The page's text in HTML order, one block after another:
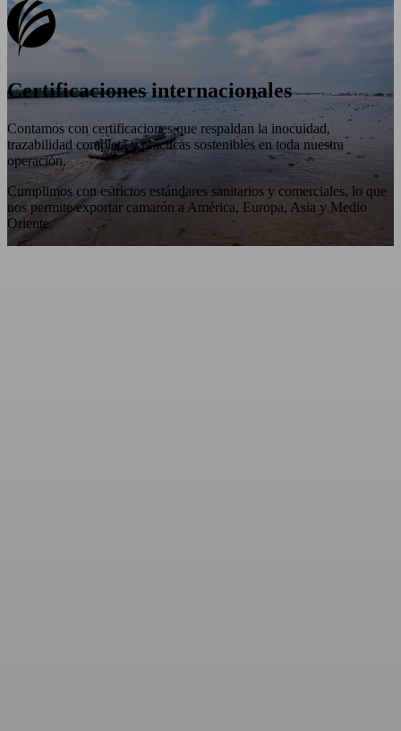
Certificaciones internacionales
Contamos con certificaciones que respaldan la inocuidad,
trazabilidad completa y prácticas sostenibles en toda nuestra
operación.
Cumplimos con estrictos estándares sanitarios y comerciales, lo que
nos permite exportar camarón a América, Europa, Asia y Medio
Oriente.